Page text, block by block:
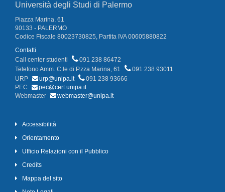
Università degli Studi di Palermo
Piazza Marina, 61
90133 - PALERMO
Codice Fiscale 80023730825, Partita IVA 00605880822
Contatti
Call center studenti
091 238 86472
Telefono Amm. C.le di P.zza Marina, 61
091 238 93011
URP
urp@unipa.it
091 238 93666
PEC
pec@cert.unipa.it
Webmaster
webmaster@unipa.it
Accessibilità
Orientamento
Ufficio Relazioni con il Pubblico
Credits
Mappa del sito